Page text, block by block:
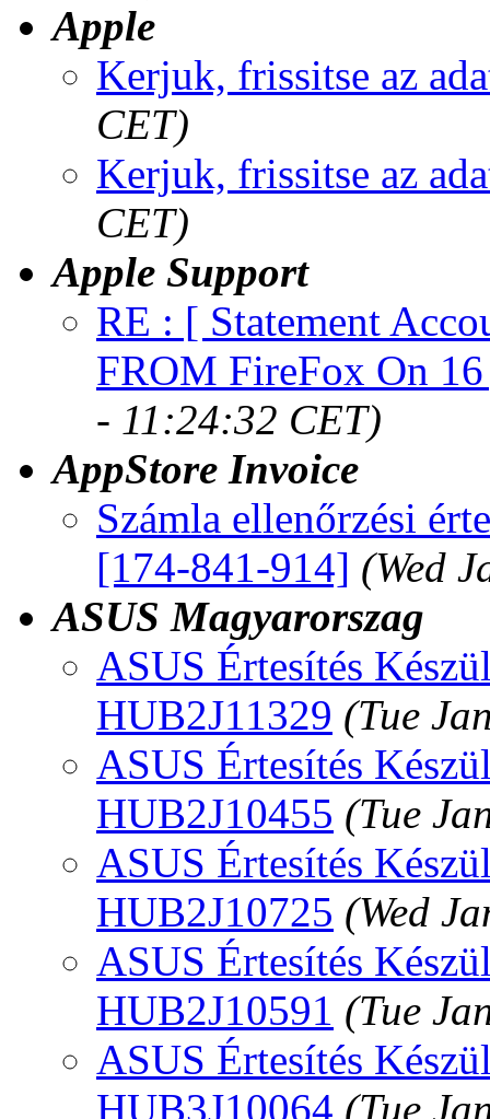
Apple
Kerjuk, frissitse az
CET)
Kerjuk, frissitse az
CET)
Apple Support
RE : [ Statement
FROM FireFox On
- 11:24:32 CET)
AppStore Invoice
Számla ellenőrzési
[174-841-914] (Wed
ASUS Magyarorszag
ASUS Értesítés
HUB2J11329 (Tue
ASUS Értesítés
HUB2J10455 (Tue
ASUS Értesítés
HUB2J10725 (Wed
ASUS Értesítés
HUB2J10591 (Tue
ASUS Értesítés
HUB3J10064 (Tue